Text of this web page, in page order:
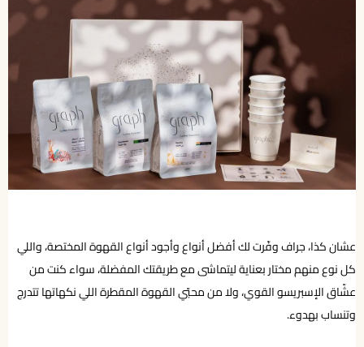
عشان كذا، جراف وفّرت لك أفضل أنواع وأجود أنواع القهوة المختصة، واللي
كل نوع منهم مختار بعناية ليتماشى مع طريقتك المفضلة، سواء كنت من
عشّاق الإسبريسو القوي، ولا من محبّي القهوة المقطرة اللي نكهاتها تتدرج
وتنساب بهدوء.